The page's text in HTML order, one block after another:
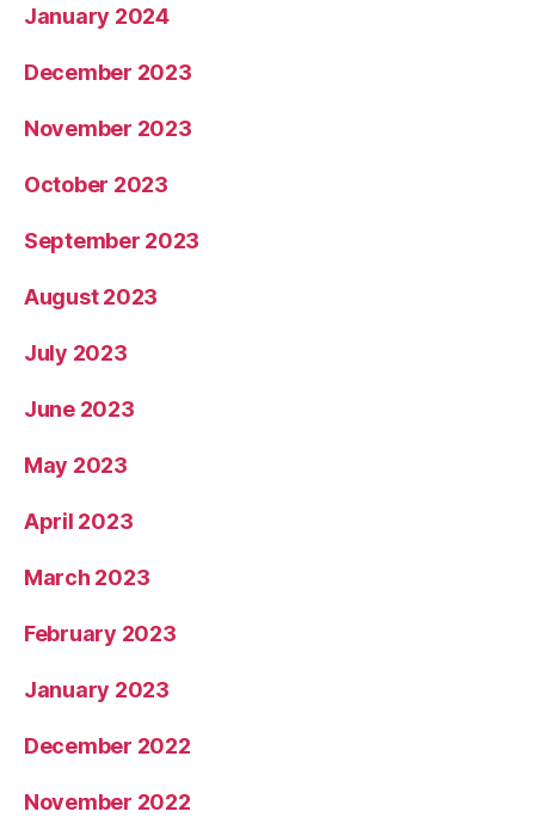
January 2024
December 2023
November 2023
October 2023
September 2023
August 2023
July 2023
June 2023
May 2023
April 2023
March 2023
February 2023
January 2023
December 2022
November 2022